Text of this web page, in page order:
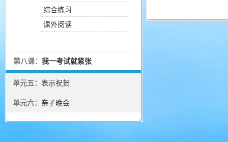
综合练习
课外阅读
第八课： 我一考试就紧张
单元五： 表示祝贺
单元六： 亲子晚会